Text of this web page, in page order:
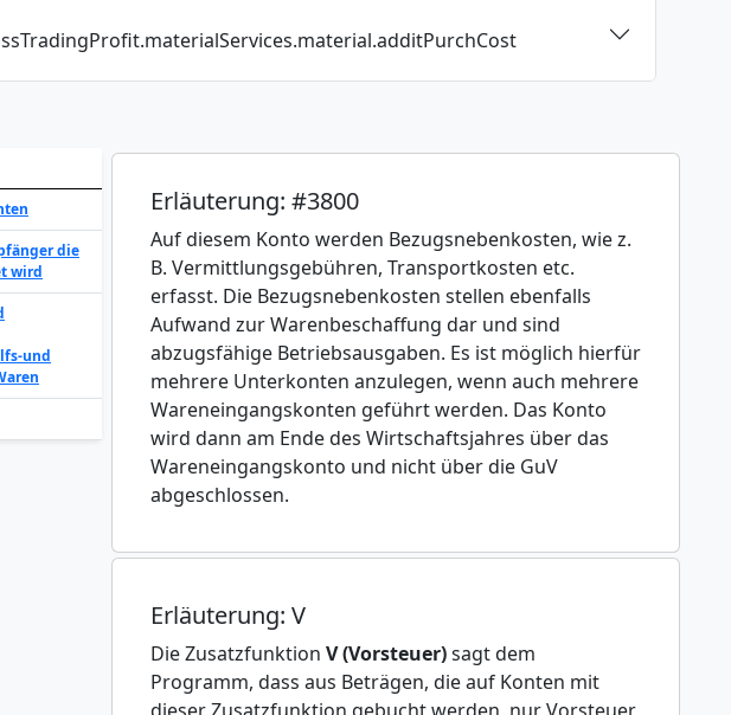
die
wird
und
Erläuterung: #3800
Auf diesem Konto werden Bezugsnebenkosten, wie z.
B. Vermittlungsgebühren, Transportkosten etc.
erfasst. Die Bezugsnebenkosten stellen ebenfalls
Aufwand zur Warenbeschaffung dar und sind
abzugsfähige Betriebsausgaben. Es ist möglich hierfür
mehrere Unterkonten anzulegen, wenn auch mehrere
Wareneingangskonten geführt werden. Das Konto
wird dann am Ende des Wirtschaftsjahres über das
Wareneingangskonto und nicht über die GuV
abgeschlossen.
Erläuterung: V
Die Zusatzfunktion V (Vorsteuer)sagt dem
Programm, dass aus Beträgen, die auf Konten mit